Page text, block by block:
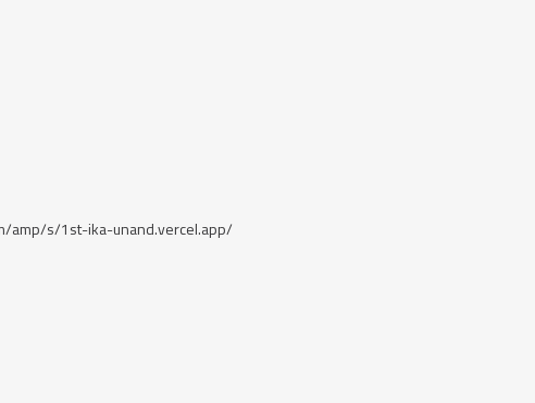
amp/s/1st-ika-unand.vercel.app/